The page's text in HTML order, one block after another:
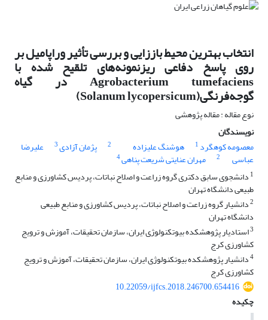
انتخاب بهترین محیط باززایی و بررسی تأثیر وراپامیل بر
روی پاسخ دفاعی ریزنمونه‌های تلقیح شده با
Agrobacterium tumefaciens در گیاه
گوجه‌فرنگی(Solanum lycopersicum)
نوع مقاله : مقاله پژوهشی
نویسندگان
معصومه کوهگرد 1 هوشنگ علیزاده 2 پژمان آزادی3 علیرضا
عباسی 2 مهران عنایتی شریعت پناهی4
1 دانشجوی سابق دکتری گروه زراعت و اصلاح نباتات، پردیس کشاورزی و منابع
طبیعی دانشگاه تهران
2دانشیار گروه زراعت و اصلاح نباتات، پردیس کشاورزی و منابع طبیعی
دانشگاه تهران
3استادیار پژوهشکده بیوتکنولوژی ایران، سازمان تحقیقات، آموزش و ترویج
کشاورزی کرج
4دانشیار پژوهشکده بیوتکنولوژی ایران، سازمان تحقیقات، آموزش و ترویج
کشاورزی کرج
10.22059/ijfcs.2018.246700.654416
چکیده